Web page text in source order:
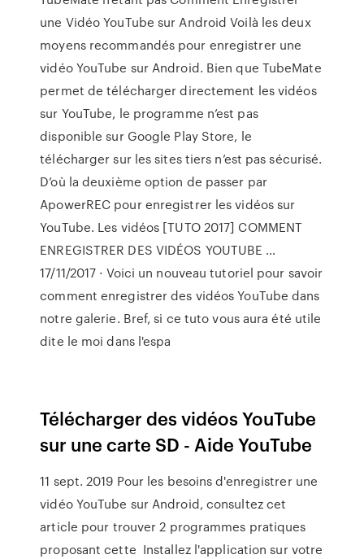
une Vidéo YouTube sur Android Voilà les deux
moyens recommandés pour enregistrer une
vidéo YouTube sur Android. Bien que TubeMate
permet de télécharger directement les vidéos
sur YouTube, le programme n’est pas
disponible sur Google Play Store, le
télécharger sur les sites tiers n’est pas sécurisé.
D’où la deuxième option de passer par
ApowerREC pour enregistrer les vidéos sur
YouTube. Les vidéos [TUTO 2017] COMMENT
ENREGISTRER DES VIDÉOS YOUTUBE …
17/11/2017 · Voici un nouveau tutoriel pour savoir
comment enregistrer des vidéos YouTube dans
notre galerie. Bref, si ce tuto vous aura été utile
dite le moi dans l'espa
Télécharger des vidéos YouTube
sur une carte SD - Aide YouTube
11 sept. 2019 Pour les besoins d'enregistrer une
vidéo YouTube sur Android, consultez cet
article pour trouver 2 programmes pratiques
proposant cette Installez l'application sur votre